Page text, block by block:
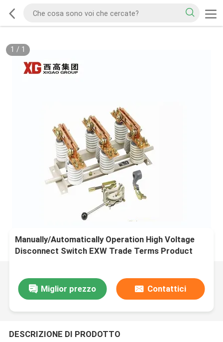
1 / 1
Manually/Automatically Operation High Voltage
Disconnect Switch EXW Trade Terms Product
Miglior prezzo Contattici
DESCRIZIONE DI PRODOTTO